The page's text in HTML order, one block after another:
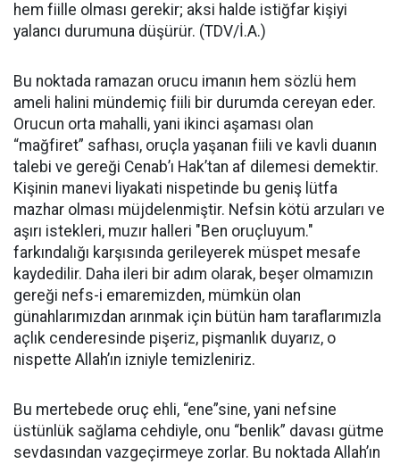
hem fiille olması gerekir; aksi halde istiğfar kişiyi
yalancı durumuna düşürür. (TDV/İ.A.)
Bu noktada ramazan orucu imanın hem sözlü hem
ameli halini mündemiç fiili bir durumda cereyan eder.
Orucun orta mahalli, yani ikinci aşaması olan
“mağfiret” safhası, oruçla yaşanan fiili ve kavli duanın
talebi ve gereği Cenab’ı Hak’tan af dilemesi demektir.
Kişinin manevi liyakati nispetinde bu geniş lütfa
mazhar olması müjdelenmiştir. Nefsin kötü arzuları ve
aşırı istekleri, muzır halleri "Ben oruçluyum."
farkındalığı karşısında gerileyerek müspet mesafe
kaydedilir. Daha ileri bir adım olarak, beşer olmamızın
gereği nefs-i emaremizden, mümkün olan
günahlarımızdan arınmak için bütün ham taraflarımızla
açlık cenderesinde pişeriz, pişmanlık duyarız, o
nispette Allah’ın izniyle temizleniriz.
Bu mertebede oruç ehli, “ene”sine, yani nefsine
üstünlük sağlama cehdiyle, onu “benlik” davası gütme
sevdasından vazgeçirmeye zorlar. Bu noktada Allah’ın